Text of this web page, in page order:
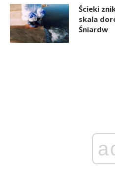
Ścieki
skala
Śniardw